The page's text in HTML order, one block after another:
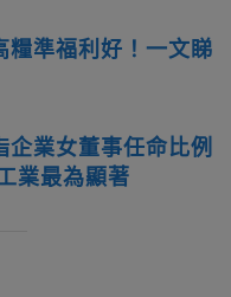
糧準福利好！一文睇
業女董事任命比例
業最為顯著